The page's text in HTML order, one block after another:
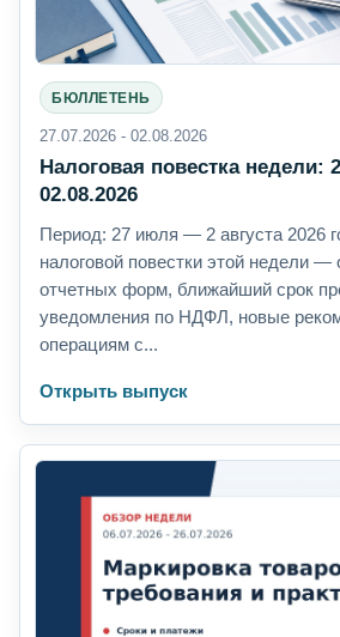
БЮЛЛЕТЕНЬ
27.07.2026 - 02.08.2026
Налоговая повестка недели:
02.08.2026
Период: 27 июля — 2 августа 2026
налоговой повестки этой недели —
отчетных форм, ближайший срок
уведомления по НДФЛ, новые
операциям с...
Открыть выпуск